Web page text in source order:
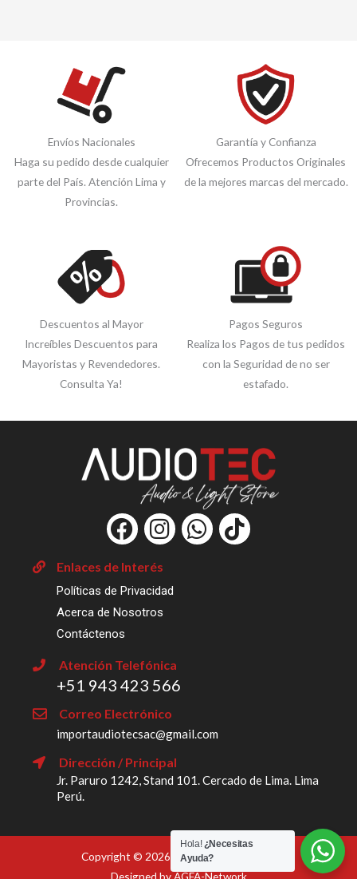
Envíos Nacionales
Haga su pedido desde cualquier
parte del País. Atención Lima y
Provincias.
Garantía y Confianza
Ofrecemos Productos Originales
de la mejores marcas del mercado.
Descuentos al Mayor
Increíbles Descuentos para
Mayoristas y Revendedores.
Consulta Ya!
Pagos Seguros
Realiza los Pagos de tus pedidos
con la Seguridad de no ser
estafado.
Dirección / Principal
Jr. Paruro 1242, Stand 101. Cercado de Lima. Lima
Perú.
Atención Telefónica
‎+51 943 423 566
Correo Electrónico
importaudiotecsac@gmail.com
Enlaces de Interés
Políticas de Privacidad
Acerca de Nosotros
Contáctenos
F
a
c
e
b
o
o
k
I
n
s
t
a
r
a
W
h
T
i
Copyright © 2026 Import Audiotec SAC
Hola!¿Necesitas
Ayuda?